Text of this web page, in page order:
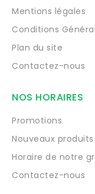
Mentions légales
Conditions
Plan du site
Contactez-nous
NOS HORAIRES
Promotions
Nouveaux produits
Horaire de notre
Contactez-nous